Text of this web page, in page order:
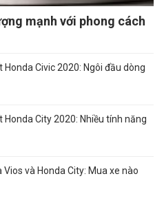
mạnh với phong cách
Honda Civic 2020: Ngôi đầu dòng
Honda City 2020: Nhiều tính năng
và Honda City: Mua xe nào